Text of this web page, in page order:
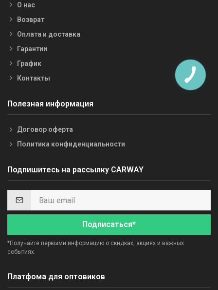
О нас
Возврат
Оплата и доставка
Гарантии
График
Контакты
Полезная информация
Договор оферта
Политика конфиденциальности
Подпишитесь на рассылку CARWAY
Подписаться*
*Получайте первыми информацию о скидках, акциях и важных
событиях.
Платфома для оптовиков